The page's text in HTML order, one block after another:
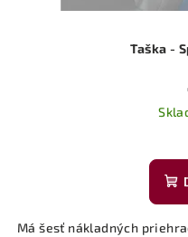
Taška -
Má šesť nákladných